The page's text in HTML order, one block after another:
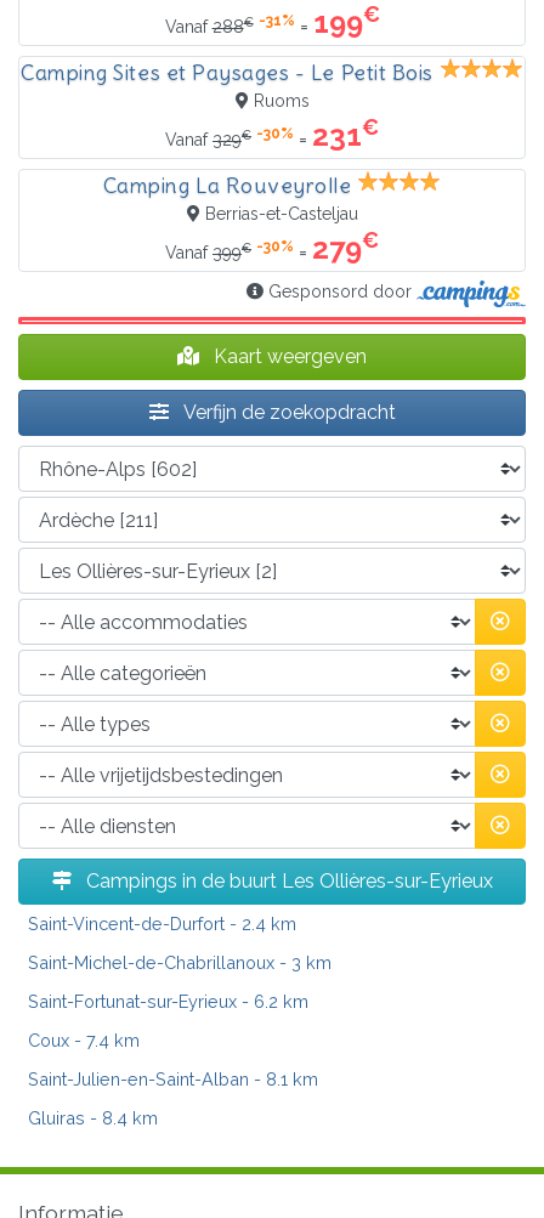
Vanaf288€ -31% = 199€
Camping Sites et Paysages - Le Petit Bois
Ruoms
Vanaf329€ -30% = 231€
Camping La Rouveyrolle
Berrias-et-Casteljau
Vanaf399€ -30% = 279€
Gesponsord door
Kaart weergeven
Verfijn de zoekopdracht
Campings in de buurt Les Ollières-sur-Eyrieux
Saint-Vincent-de-Durfort - 2.4 km
Saint-Michel-de-Chabrillanoux - 3 km
Saint-Fortunat-sur-Eyrieux - 6.2 km
Coux - 7.4 km
Saint-Julien-en-Saint-Alban - 8.1 km
Gluiras - 8.4 km